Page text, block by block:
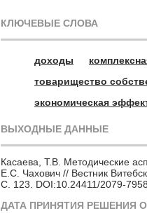
КЛЮЧЕВЫЕ СЛОВА
доходы
товарищество
экономическая
ВЫХОДНЫЕ ДАННЫЕ
Касаева, Т.В. Методические
Е.С. Чахович // Вестник
С. 123. DOI:10.24411/2079-
ДАТА ПРИНЯТИЯ РЕШЕНИЯ